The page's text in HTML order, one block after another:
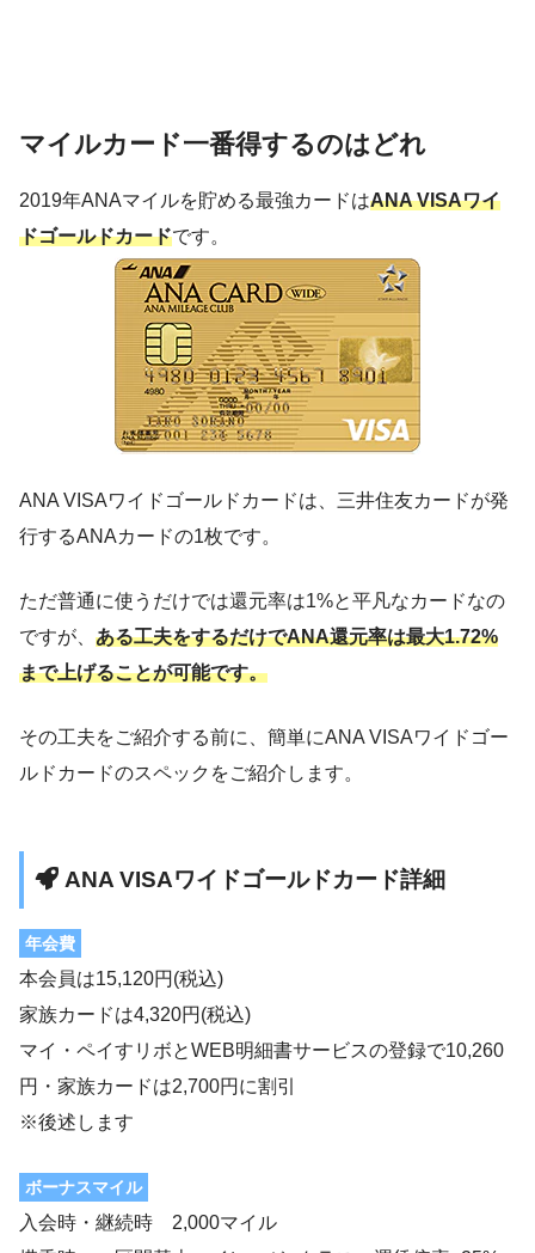
マイルカード一番得するのはどれ
2019年ANAマイルを貯める最強カードはANA VISAワイ
ドゴールドカードです。
ANA VISAワイドゴールドカードは、三井住友カードが発
行するANAカードの1枚です。
ただ普通に使うだけでは還元率は1%と平凡なカードなの
ですが、 ある工夫をするだけでANA還元率は最大1.72%
まで上げることが可能です。
その工夫をご紹介する前に、簡単にANA VISAワイドゴー
ルドカードのスペックをご紹介します。
ANA VISAワイドゴールドカード詳細
年会費
本会員は15,120円(税込)
家族カードは4,320円(税込)
マイ・ペイすリボとWEB明細書サービスの登録で10,260
円・家族カードは2,700円に割引
※後述します
ボーナスマイル
入会時・継続時 2,000マイル